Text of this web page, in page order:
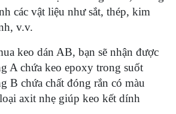
các vật liệu như sắt, thép, kim
v.v.
keo dán AB, bạn sẽ nhận được
A chứa keo epoxy trong suốt
B chứa chất đóng rắn có màu
axit nhẹ giúp keo kết dính